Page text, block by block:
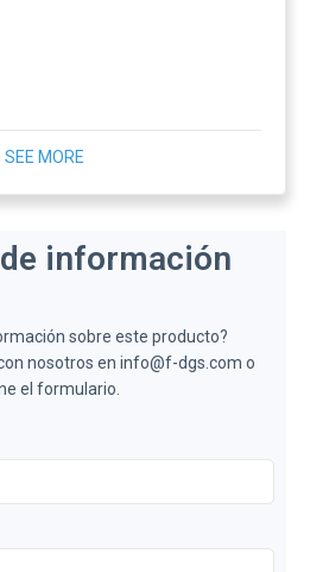
SEE MORE
información
sobre este producto?
nosotros en info@f-dgs.com o
el formulario.